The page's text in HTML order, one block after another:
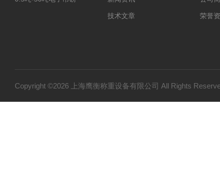
技术文章 荣誉
Copyright ©2026 上海鹰衡称重设备有限公司 All Rights